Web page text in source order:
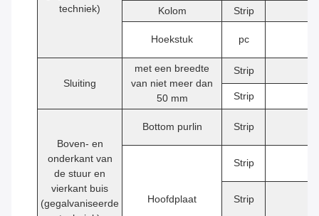
techniek)
Kolom
Strip
Hoekstuk pc
Sluiting
met een breedte
van niet meer dan
50 mm
Strip
Strip
Boven- en
onderkant van
de stuur en
vierkant buis
(gegalvaniseerde
Bottom purlin Strip
Hoofdplaat
Strip
Strip